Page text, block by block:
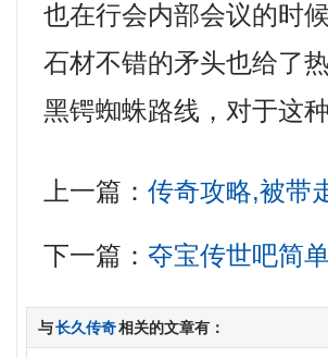
也在行会内部会议的时
石材不错的矛头也给了
黑锷蜘蛛路线，对于这
上一篇：传奇攻略,被带
下一篇：夺宝传世吧简
与长久传奇相关的文章有：